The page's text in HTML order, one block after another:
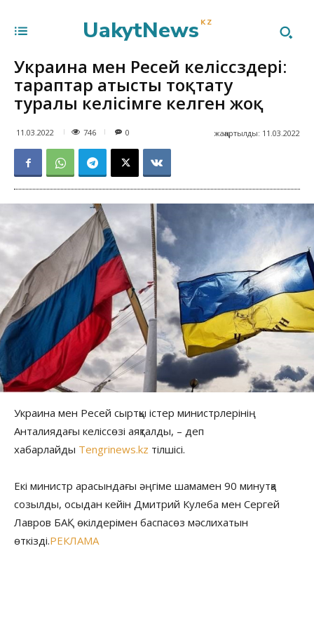
UakytNews KZ
Украина мен Ресей келіссөздері:
тараптар атысты тоқтату
туралы келісімге келген жоқ
11.03.2022 746 жаңартылды: 11.03.2022
0
Украина мен Ресей сыртқы істер министрлерінің
Анталиядағы келіссөзі аяқталды, – деп
хабарлайды Tengrinews.kz тілшісі.
Екі министр арасындағы әңгіме шамамен 90 минутқа
созылды, осыдан кейін Дмитрий Кулеба мен Сергей
Лавров БАҚ өкілдерімен баспасөз мәслихатын
өткізді.РЕКЛАМА